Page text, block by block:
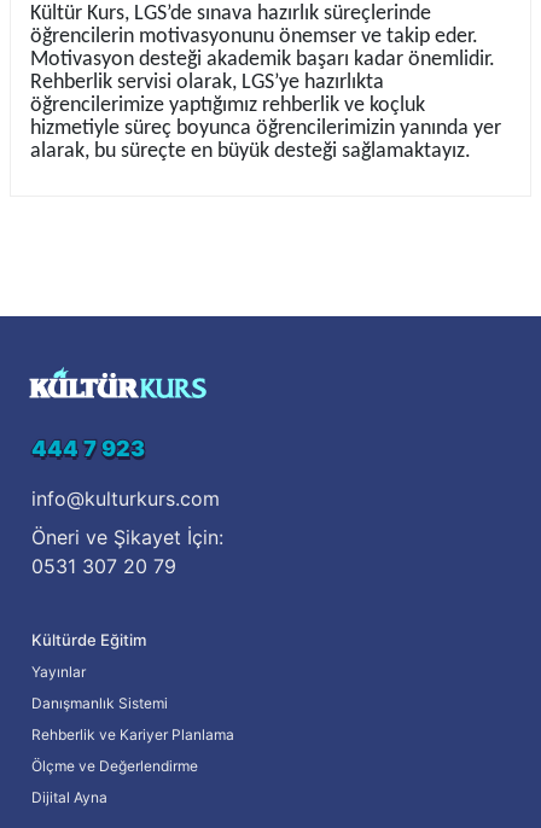
Kültür Kurs, LGS’de sınava hazırlık süreçlerinde
öğrencilerin motivasyonunu önemser ve takip eder.
Motivasyon desteği akademik başarı kadar önemlidir.
Rehberlik servisi olarak, LGS’ye hazırlıkta
öğrencilerimize yaptığımız rehberlik ve koçluk
hizmetiyle süreç boyunca öğrencilerimizin yanında yer
alarak, bu süreçte en büyük desteği sağlamaktayız.
444 7 923
info@kulturkurs.com
Öneri ve Şikayet İçin:
0531 307 20 79
Kültürde Eğitim
Yayınlar
Danışmanlık Sistemi
Rehberlik ve Kariyer Planlama
Ölçme ve Değerlendirme
Dijital Ayna